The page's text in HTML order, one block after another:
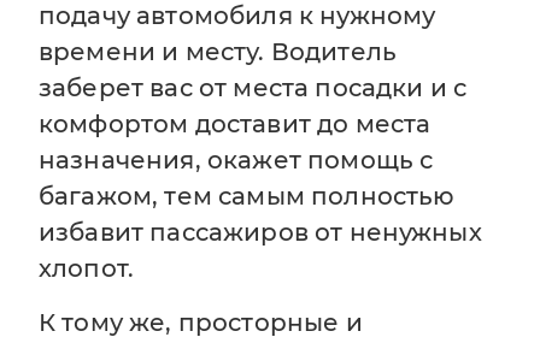
подачу автомобиля к нужному
времени и месту. Водитель
заберет вас от места посадки и с
комфортом доставит до места
назначения, окажет помощь с
багажом, тем самым полностью
избавит пассажиров от ненужных
хлопот.
К тому же, просторные и